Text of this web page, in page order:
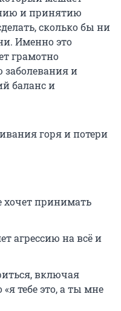
и принятию
сколько бы ни
Именно это
грамотно
и
баланс и
горя и потери
хочет принимать
агрессию на всё и
включая
тебе это, а ты мне